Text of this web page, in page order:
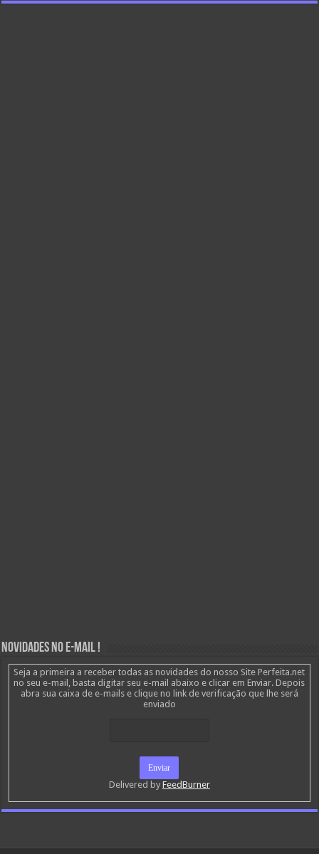
Novidades no E-mail !
Seja a primeira a receber todas as novidades do nosso Site Perfeita.net
no seu e-mail, basta digitar seu e-mail abaixo e clicar em Enviar. Depois
abra sua caixa de e-mails e clique no link de verificação que lhe será
enviado
Delivered by FeedBurner